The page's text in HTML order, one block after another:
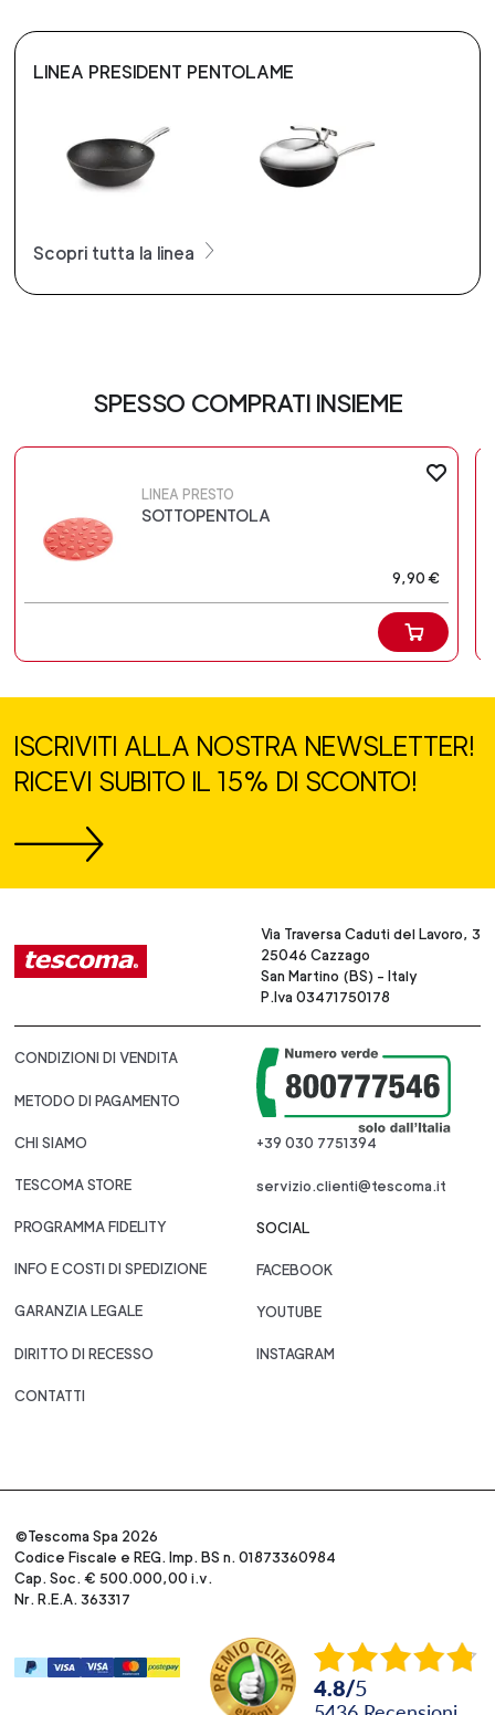
LINEA PRESIDENT PENTOLAME
Scopri tutta la linea
SPESSO COMPRATI INSIEME
LINEA PRESTO
SOTTOPENTOLA
9,90 €
ISCRIVITI ALLA NOSTRA NEWSLETTER!
RICEVI SUBITO IL 15% DI SCONTO!
Via Traversa Caduti del Lavoro, 3
25046 Cazzago
San Martino (BS) - Italy
P.Iva 03471750178
CONDIZIONI DI VENDITA
METODO DI PAGAMENTO
CHI SIAMO
TESCOMA STORE
PROGRAMMA FIDELITY
INFO E COSTI DI SPEDIZIONE
GARANZIA LEGALE
DIRITTO DI RECESSO
CONTATTI
+39 030 7751394
servizio.clienti@tescoma.it
SOCIAL
FACEBOOK
YOUTUBE
INSTAGRAM
©Tescoma Spa 2026
Codice Fiscale e REG. Imp. BS n. 01873360984
Cap. Soc. € 500.000,00 i.v.
Nr. R.E.A. 363317
4.8/5